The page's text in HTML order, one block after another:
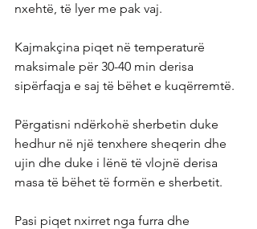
nxehtë, të lyer me pak vaj.
Kajmakçina piqet në temperaturë
maksimale për 30-40 min derisa
sipërfaqja e saj të bëhet e kuqërremtë.
Përgatisni ndërkohë sherbetin duke
hedhur në një tenxhere sheqerin dhe
ujin dhe duke i lënë të vlojnë derisa
masa të bëhet të formën e sherbetit.
Pasi piqet nxirret nga furra dhe